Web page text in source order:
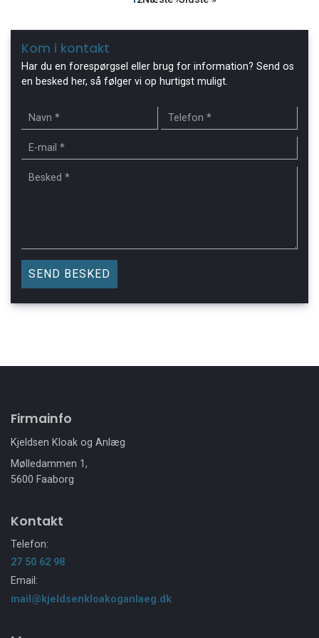
Kom i kontakt
Har du en forespørgsel eller brug for information? Send os
en besked her, så følger vi op hurtigst muligt.
Firmainfo
Kjeldsen Kloak og Anlæg
Mølledammen 1,
5600 Faaborg
Kontakt
Telefon:
27 50 62 98
Email:
mail@kjeldsenkloakoganlaeg.dk